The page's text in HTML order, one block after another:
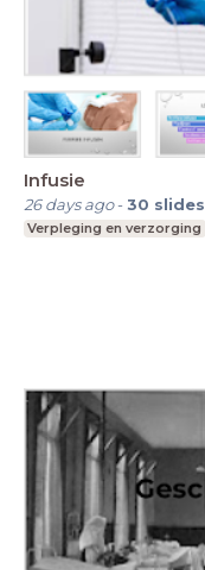
Infusie
26 days ago-30 slides
Verpleging en verzorging